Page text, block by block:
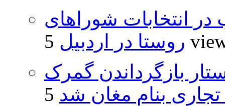
۵۰۰۰ داوطلب در انتخابات شوراهای
روستا در اردبیل 5
بازگرداندن گمرک
تجاری بنام مغان شد